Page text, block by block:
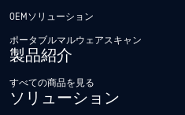
OEMソリューション
ポータブルマルウェアスキャン
製品紹介
すべての商品を見る
ソリューション